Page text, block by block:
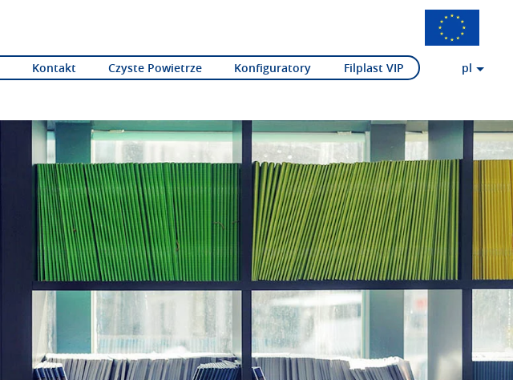
Kontakt Czyste Powietrze Konfiguratory Filplast VIP pl